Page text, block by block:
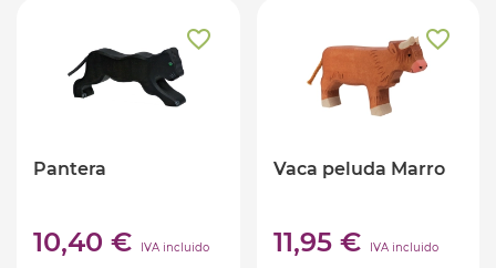
Pantera
10,40 € IVA incluido
Vaca peluda Marro
11,95 € IVA incluido